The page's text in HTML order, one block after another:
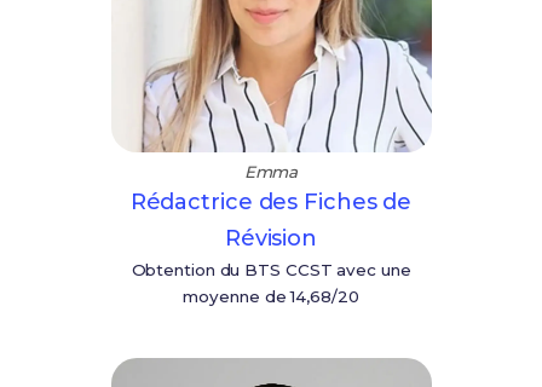
Emma
Rédactrice des Fiches de
Révision
Obtention du BTS CCST avec une
moyenne de 14,68/20